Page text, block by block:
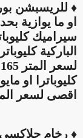
♦ للريسبشن
الباركية
كليوباترا او
اقصى لسعر المتر 165
♦ رخام جلاكسى